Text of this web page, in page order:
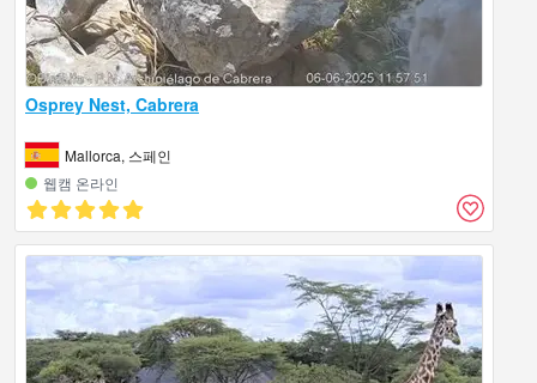
Osprey Nest, Cabrera
Mallorca, 스페인
웹캠 온라인